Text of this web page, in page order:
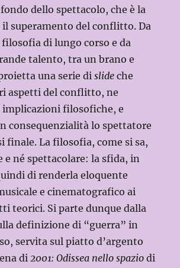
dello spettacolo, che è la
superamento del conflitto. Da
di lungo corso e da
talento, tra un brano e
una serie dislideche
aspetti del conflitto, ne
implicazioni filosofiche, e
consequenzialità lo spettatore
finale. La filosofia, come si sa,
e né spettacolare: la sfida, in
di renderla eloquente
e cinematografico ai
teorici. Si parte dunque dalla
definizione di “guerra” in
servita sul piatto d’argento
di2001: Odissea nello spaziodi